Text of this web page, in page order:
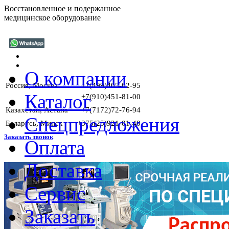
Восстановленное и подержанное
медицинское оборудование
Россия, Москва
+7(499)405-02-95
+7(910)451-81-00
Казахстан, Астана
+7(7172)72-76-94
Беларусь, Минск
+375(25)921-01-40
Заказать звонок
О компании
Каталог
Спецпредложения
Оплата
Доставка
Сервис
Заказать